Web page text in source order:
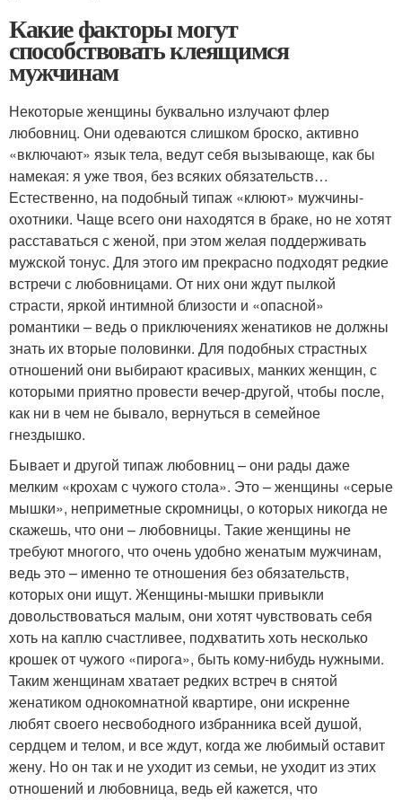
Какие факторы могут
способствовать клеящимся
мужчинам
Некоторые женщины буквально излучают флер
любовниц. Они одеваются слишком броско, активно
«‎включают» язык тела, ведут себя вызывающе, как бы
намекая: я уже твоя, без всяких обязательств…
Естественно, на подобный типаж «‎клюют» мужчины-
охотники. Чаще всего они находятся в браке, но не хотят
расставаться с женой, при этом желая поддерживать
мужской тонус. Для этого им прекрасно подходят редкие
встречи с любовницами. От них они ждут пылкой
страсти, яркой интимной близости и «‎опасной»
романтики – ведь о приключениях ‎женатиков не должны
знать их вторые половинки. Для подобных страстных
отношений они выбирают красивых, манких женщин, с
которыми приятно провести вечер-другой, чтобы после,
как ни в чем не бывало, вернуться в семейное
гнездышко.
Бывает и другой типаж любовниц – они рады даже
мелким «крохам с чужого стола». Это – женщины «серые
мышки‎», неприметные скромницы, о которых никогда не
скажешь, что они – любовницы. Такие женщины не
требуют многого, что очень удобно женатым мужчинам,
ведь это – именно те отношения без обязательств,
которых они ищут. Женщины-мышки привыкли
довольствоваться малым, они хотят чувствовать себя
хоть на каплю счастливее, подхватить хоть несколько
крошек от чужого «‎пирога», быть кому-нибудь нужными.
Таким женщинам хватает редких встреч в снятой
‎женатиком однокомнатной квартире, они искренне
любят своего несвободного избранника всей душой,
сердцем и телом, и все ждут, когда же любимый оставит
жену. Но он так и не уходит из семьи, не уходит из этих
отношений и любовница, ведь ей кажется, что